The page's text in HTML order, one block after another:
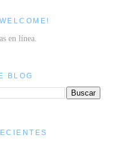
en línea.
BLOG